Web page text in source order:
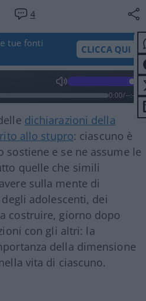
4
tue fonti
CLICCA QUI
0:00/--:--
dichiarazioni della
allo stupro: ciascuno è
sostiene e se ne assume le
quelle che simili
sulla mente di
adolescenti, dei
costruire, giorno dopo
con gli altri: la
della dimensione
vita di ciascuno.